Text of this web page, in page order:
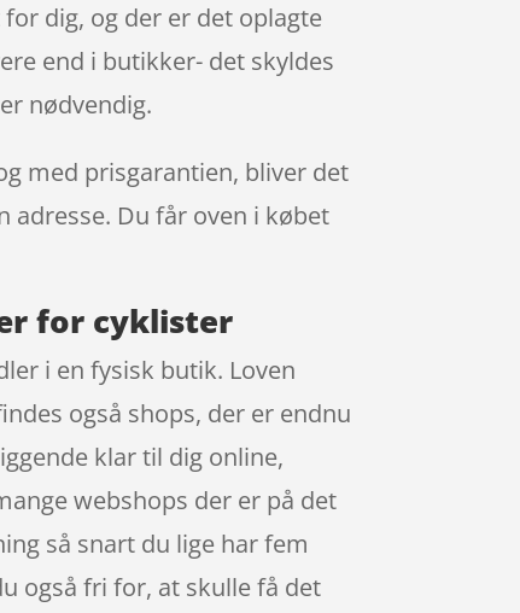
dig, og der er det oplagte
end i butikker- det skyldes
nødvendig.
med prisgarantien, bliver det
adresse. Du får oven i købet
for cyklister
i en fysisk butik. Loven
også shops, der er endnu
klar til dig online,
webshops der er på det
så snart du lige har fem
også fri for, at skulle få det